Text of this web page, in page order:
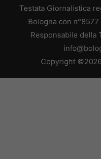
Testata Giornalistica
Bologna con
Responsabile della
Copyright